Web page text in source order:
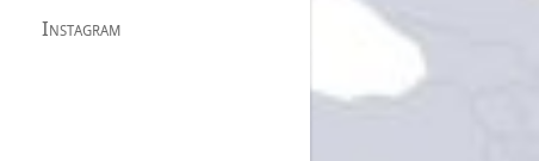
Instagram